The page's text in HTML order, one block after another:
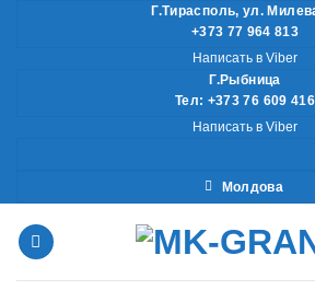
Г.Тирасполь, ул.
+373 77 964 813
Написать в Viber
Г.Рыбница
Тел: +373 76 609 416
Написать в Viber
Молдова